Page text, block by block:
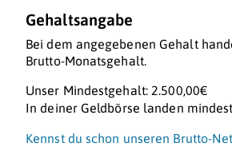
Gehaltsangabe
Bei dem angegebenen Gehalt
Brutto-Monatsgehalt.
Unser Mindestgehalt: 2.500,00€
In deiner Geldbörse landen
Kennst du schon unseren Brutto-